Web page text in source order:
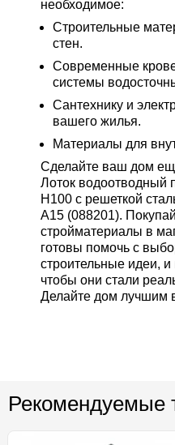
необходимое:
Строительные
стен.
Современные
системы
Сантехнику и
вашего жилья.
Материалы для
Сделайте ваш дом
Лоток водоотводный
H100 с решеткой
А15 (088201).
стройматериалы в
готовы помочь с
строительные идеи,
чтобы они стали
Делайте дом лучшим
Рекомендуемые